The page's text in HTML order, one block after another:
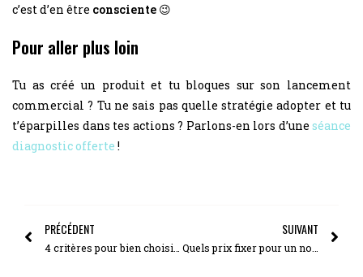
c’est d’en être consciente 😉
Pour aller plus loin
Tu as créé un produit et tu bloques sur son lancement
commercial ? Tu ne sais pas quelle stratégie adopter et tu
t’éparpilles dans tes actions ? Parlons-en lors d’une séance
diagnostic offerte !
PRÉCÉDENT SUIVANT